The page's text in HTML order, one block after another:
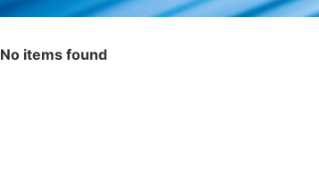
No items found